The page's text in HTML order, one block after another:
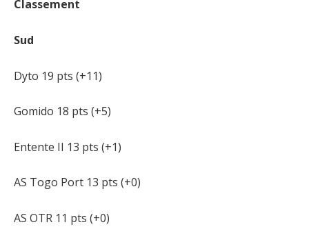
Classement
Sud
Dyto 19 pts (+11)
Gomido 18 pts (+5)
Entente II 13 pts (+1)
AS Togo Port 13 pts (+0)
AS OTR 11 pts (+0)